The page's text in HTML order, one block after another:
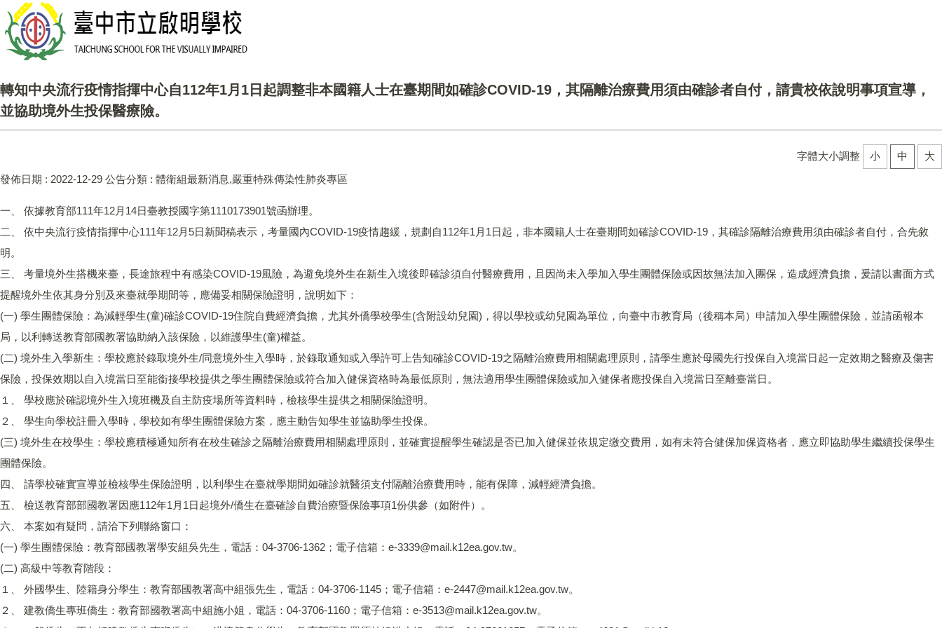
轉知中央流行疫情指揮中心自112年1月1日起調整非本國籍人士在臺期間如確診COVID-19，其隔離治療費用須由確診者自付，請貴校依說明事項宣導，
並協助境外生投保醫療險。
字體大小調整 小 中
大
發佈日期 : 2022-12-29 公告分類 : 體衛組最新消息,嚴重特殊傳染性肺炎專區
一、 依據教育部111年12月14日臺教授國字第1110173901號函辦理。
二、 依中央流行疫情指揮中心111年12月5日新聞稿表示，考量國內COVID-19疫情趨緩，規劃自112年1月1日起，非本國籍人士在臺期間如確診COVID-19，其確診隔離治療費用須由確診者自付，合先敘
明。
三、 考量境外生搭機來臺，長途旅程中有感染COVID-19風險，為避免境外生在新生入境後即確診須自付醫療費用，且因尚未入學加入學生團體保險或因故無法加入團保，造成經濟負擔，爰請以書面方式
提醒境外生依其身分別及來臺就學期間等，應備妥相關保險證明，說明如下：
(一) 學生團體保險：為減輕學生(童)確診COVID-19住院自費經濟負擔，尤其外僑學校學生(含附設幼兒園)，得以學校或幼兒園為單位，向臺中市教育局（後稱本局）申請加入學生團體保險，並請函報本
局，以利轉送教育部國教署協助納入該保險，以維護學生(童)權益。
(二) 境外生入學新生：學校應於錄取境外生/同意境外生入學時，於錄取通知或入學許可上告知確診COVID-19之隔離治療費用相關處理原則，請學生應於母國先行投保自入境當日起一定效期之醫療及傷害
保險，投保效期以自入境當日至能銜接學校提供之學生團體保險或符合加入健保資格時為最低原則，無法適用學生團體保險或加入健保者應投保自入境當日至離臺當日。
１、 學校應於確認境外生入境班機及自主防疫場所等資料時，檢核學生提供之相關保險證明。
２、 學生向學校註冊入學時，學校如有學生團體保險方案，應主動告知學生並協助學生投保。
(三) 境外生在校學生：學校應積極通知所有在校生確診之隔離治療費用相關處理原則，並確實提醒學生確認是否已加入健保並依規定缴交費用，如有未符合健保加保資格者，應立即協助學生繼續投保學生
團體保險。
四、 請學校確實宣導並檢核學生保險證明，以利學生在臺就學期間如確診就醫須支付隔離治療費用時，能有保障，減輕經濟負擔。
五、 檢送教育部部國教署因應112年1月1日起境外/僑生在臺確診自費治療暨保險事項1份供參（如附件）。
六、 本案如有疑問，請洽下列聯絡窗口：
(一) 學生團體保險：教育部國教署學安組吳先生，電話：04-3706-1362；電子信箱：e-3339@mail.k12ea.gov.tw。
(二) 高級中等教育階段：
１、 外國學生、陸籍身分學生：教育部國教署高中組張先生，電話：04-3706-1145；電子信箱：e-2447@mail.k12ea.gov.tw。
２、 建教僑生專班僑生：教育部國教署高中組施小姐，電話：04-3706-1160；電子信箱：e-3513@mail.k12ea.gov.tw。